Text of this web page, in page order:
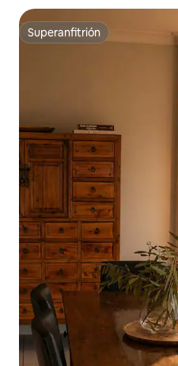
Superanfitrión
Superanfitrión